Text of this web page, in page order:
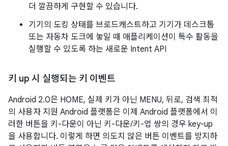
더 깔끔하게 구현할 수 있습니다.
기기의 도킹 상태를 브로드캐스트하고 기기가 데스크톱
또는 자동차 도크에 놓일 때 애플리케이션이 특수 활동을
실행할 수 있도록 하는 새로운 Intent API
키 up 시 실행되는 키 이벤트
Android 2.0은 HOME, 실제 키가 아닌 MENU, 뒤로, 검색 최적
의 사용자 지원 Android 플랫폼은 이제 Android 플랫폼에서 이
러한 버튼을 키-다운이 아닌 키-다운/키-업 쌍의 경우 key-up
을 사용합니다. 이렇게 하면 의도치 않은 버튼 이벤트를 방지하